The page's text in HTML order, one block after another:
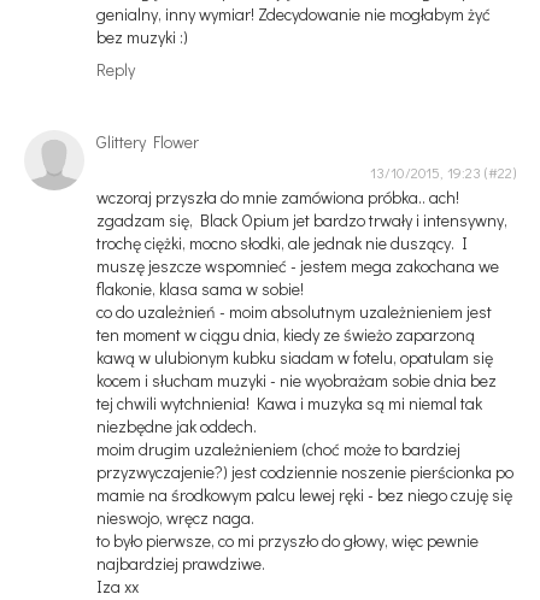
genialny, inny wymiar! Zdecydowanie nie mogłabym żyć
bez muzyki :)
Reply
Glittery Flower
13/10/2015, 19:23
wczoraj przyszła do mnie zamówiona próbka.. ach!
zgadzam się, Black Opium jet bardzo trwały i intensywny,
trochę ciężki, mocno słodki, ale jednak nie duszący. I
muszę jeszcze wspomnieć - jestem mega zakochana we
flakonie, klasa sama w sobie!
co do uzależnień - moim absolutnym uzależnieniem jest
ten moment w ciągu dnia, kiedy ze świeżo zaparzoną
kawą w ulubionym kubku siadam w fotelu, opatulam się
kocem i słucham muzyki - nie wyobrażam sobie dnia bez
tej chwili wytchnienia! Kawa i muzyka są mi niemal tak
niezbędne jak oddech.
moim drugim uzależnieniem (choć może to bardziej
przyzwyczajenie?) jest codziennie noszenie pierścionka po
mamie na środkowym palcu lewej ręki - bez niego czuję się
nieswojo, wręcz naga.
to było pierwsze, co mi przyszło do głowy, więc pewnie
najbardziej prawdziwe.
Iza xx